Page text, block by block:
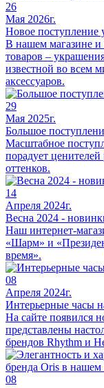
26
Мая 2026г.
Новое поступление
В нашем магазине и
товаров –
известной во всем
аксессуаров.
29
Мая 2025г.
Большое
Масштабное
порадует
оттенков.
14
Апреля 2024г.
Весна 2024 -
Наш интернет-
«Шарм» и
время».
08
Апреля 2024г.
Интерьерные часы
На сайте появился
представлены
брендов Rhythm и
08